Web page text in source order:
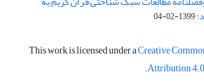
1399-02-04
This work is licensed under aCreative
Attribution
.